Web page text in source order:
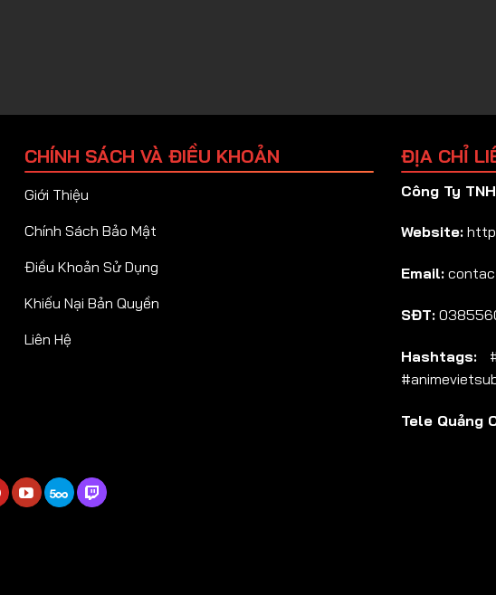
Tập 36
Tập 37
Tập 39
Tập 40
Tập 41
CHÍNH SÁCH VÀ ĐIỀU KHOẢN
Giới Thiệu
Chính Sách Bảo Mật
Điều Khoản Sử Dụng
Khiếu Nại Bản Quyền
Liên Hệ
ĐỊA CHỈ
Công Ty
Website:
Email:
SĐT:
Hashtags:
Tele Quảng